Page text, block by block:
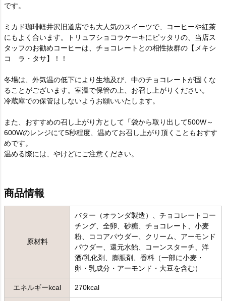
です。
ミカド珈琲軽井沢旧道店でも大人気のスイーツで、コーヒーや紅茶
にもよく合います。トリュフショコラケーキにピッタリの、当店ス
タッフのお勧めコーヒーは、チョコレートとの相性抜群の【メキシ
コ ラ・タサ】！！
冬場は、外気温の低下により生地及び、中のチョコレートが固くな
ることがございます。室温で保管の上、お召し上がりください。
冷蔵庫での保管はしないようお願いいたします。
また、おすすめの召し上がり方として「袋から取り出して500W～
600Wのレンジにて5秒程度、温めてお召し上がり頂くこともおすす
めです。
温める際には、やけどにご注意ください。
商品情報
原材料
バター（オランダ製造）、チョコレートコー
チング、全卵、砂糖、チョコレート、小麦
粉、ココアパウダー、クリーム、アーモンド
パウダー、還元水飴、コーンスターチ、洋
酒/乳化剤、膨脹剤、香料（一部に小麦・
卵・乳成分・アーモンド・大豆を含む）
エネルギーkcal 270kcal